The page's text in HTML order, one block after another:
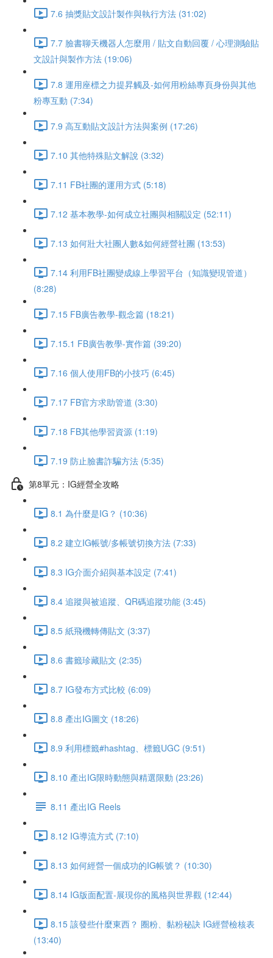
7.6 抽獎貼文設計製作與執行方法 (31:02)
7.7 臉書聊天機器人怎麼用 / 貼文自動回覆 / 心理測驗貼
文設計與製作方法 (19:06)
7.8 運用座標之力提昇觸及-如何用粉絲專頁身份與其他
粉專互動 (7:34)
7.9 高互動貼文設計方法與案例 (17:26)
7.10 其他特殊貼文解說 (3:32)
7.11 FB社團的運用方式 (5:18)
7.12 基本教學-如何成立社團與相關設定 (52:11)
7.13 如何壯大社團人數&如何經營社團 (13:53)
7.14 利用FB社團變成線上學習平台（知識變現管道）
(8:28)
7.15 FB廣告教學-觀念篇 (18:21)
7.15.1 FB廣告教學-實作篇 (39:20)
7.16 個人使用FB的小技巧 (6:45)
7.17 FB官方求助管道 (3:30)
7.18 FB其他學習資源 (1:19)
7.19 防止臉書詐騙方法 (5:35)
第8單元：IG經營全攻略
8.1 為什麼是IG？ (10:36)
8.2 建立IG帳號/多帳號切換方法 (7:33)
8.3 IG介面介紹與基本設定 (7:41)
8.4 追蹤與被追蹤、QR碼追蹤功能 (3:45)
8.5 紙飛機轉傳貼文 (3:37)
8.6 書籤珍藏貼文 (2:35)
8.7 IG發布方式比較 (6:09)
8.8 產出IG圖文 (18:26)
8.9 利用標籤#hashtag、標籤UGC (9:51)
8.10 產出IG限時動態與精選限動 (23:26)
8.11 產出IG Reels
8.12 IG導流方式 (7:10)
8.13 如何經營一個成功的IG帳號？ (10:30)
8.14 IG版面配置-展現你的風格與世界觀 (12:44)
8.15 該發些什麼東西？ 圈粉、黏粉秘訣 IG經營檢核表
(13:40)